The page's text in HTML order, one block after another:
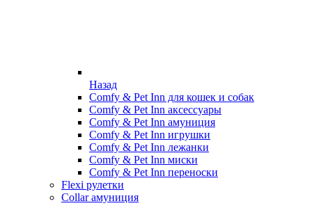
Назад
Comfy & Pet Inn для кошек и собак
Comfy & Pet Inn аксессуары
Comfy & Pet Inn амуниция
Comfy & Pet Inn игрушки
Comfy & Pet Inn лежанки
Comfy & Pet Inn миски
Comfy & Pet Inn переноски
Flexi рулетки
Collar амуниция